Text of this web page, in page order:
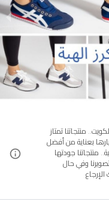
منتجاتنا تمتاز
بعناية من أفضل
منتجاتنا جودتها
وفي حال